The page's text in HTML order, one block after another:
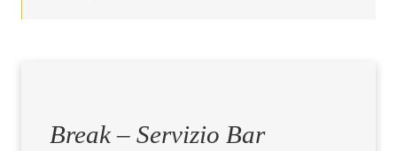
Break – Servizio Bar